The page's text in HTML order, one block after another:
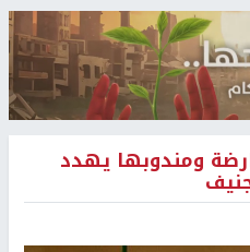
ومندوبها يهدد